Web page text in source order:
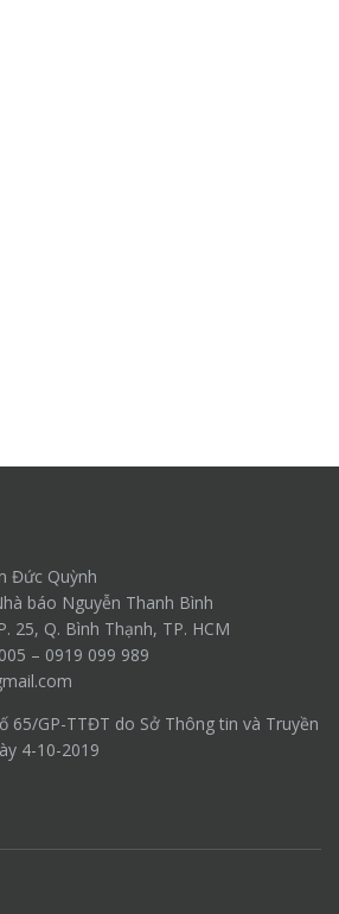
Đức Quỳnh
báo Nguyễn Thanh Bình
25, Q. Bình Thạnh, TP. HCM
– 0919 099 989
65/GP-TTĐT do Sở Thông tin và Truyền
4-10-2019